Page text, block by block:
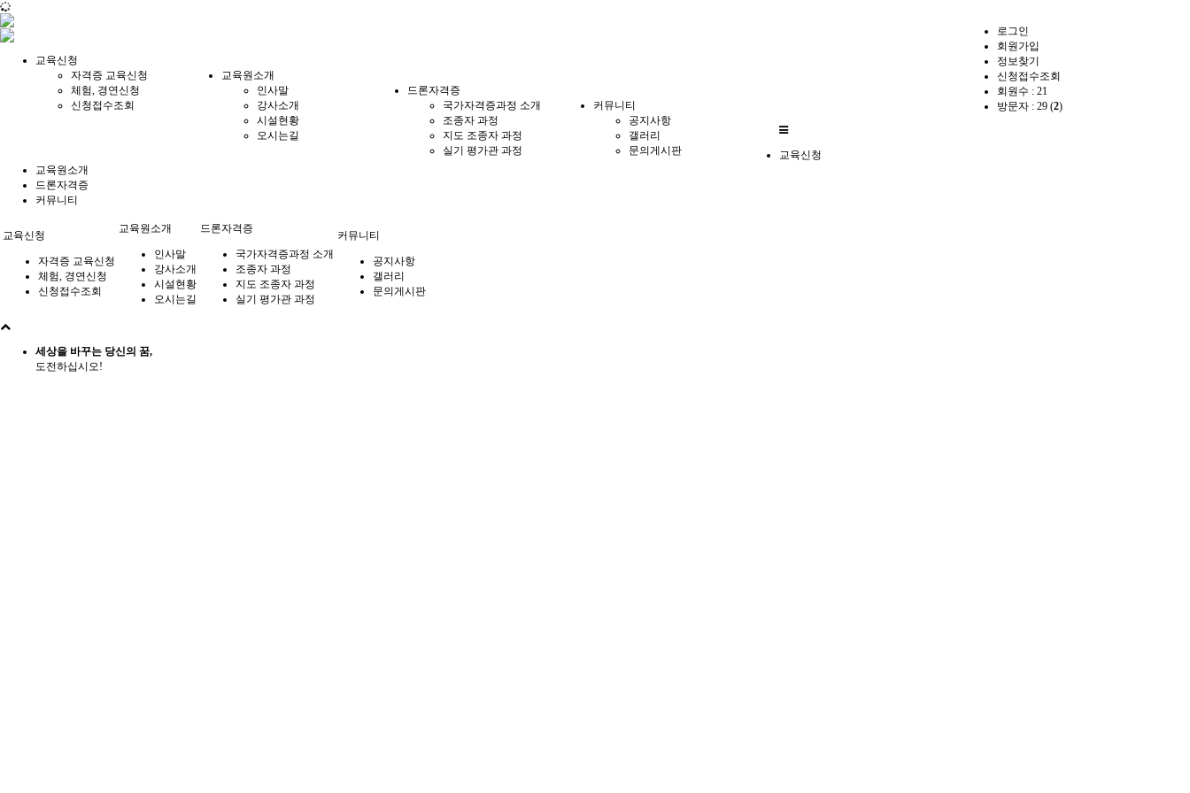
로그인
회원가입
정보찾기
신청접수조회
회원수 : 21
방문자 : 29 (2)
교육신청
자격증 교육신청
체험, 경연신청
신청접수조회
교육원소개
인사말
강사소개
시설현황
오시는길
드론자격증
국가자격증과정 소개
조종자 과정
지도 조종자 과정
실기 평가관 과정
커뮤니티
공지사항
갤러리
문의게시판
교육신청
교육원소개
드론자격증
커뮤니티
교육신청
자격증 교육신청
체험, 경연신청
신청접수조회
교육원소개
인사말
강사소개
시설현황
오시는길
드론자격증
국가자격증과정 소개
조종자 과정
지도 조종자 과정
실기 평가관 과정
커뮤니티
공지사항
갤러리
문의게시판
세상을 바꾸는 당신의 꿈,
도전하십시오!